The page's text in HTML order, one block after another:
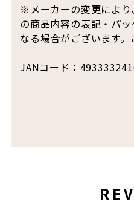
※メーカーの変更によ
の商品内容の表記・パ
なる場合がございます。
JANコード：